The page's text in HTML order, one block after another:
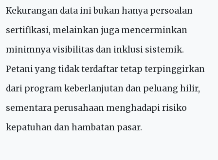
Kekurangan data ini bukan hanya persoalan
sertifikasi, melainkan juga mencerminkan
minimnya visibilitas dan inklusi sistemik.
Petani yang tidak terdaftar tetap terpinggirkan
dari program keberlanjutan dan peluang hilir,
sementara perusahaan menghadapi risiko
kepatuhan dan hambatan pasar.